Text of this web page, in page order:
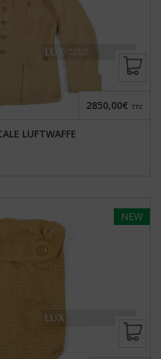
LUFTWAFFE
2850,00€ TTC
NEW